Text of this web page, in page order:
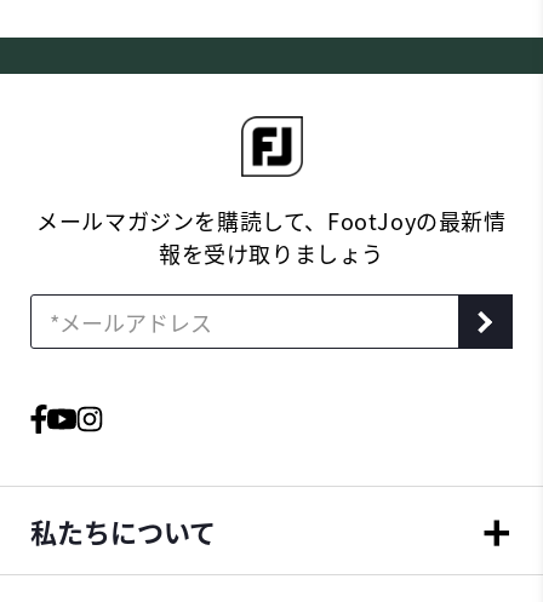
メールマガジンを購読して、FootJoyの最新情
報を受け取りましょう
私たちについて